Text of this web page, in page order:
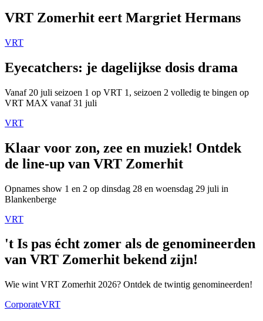
VRT Zomerhit eert Margriet Hermans
VRT
Eyecatchers: je dagelijkse dosis drama
Vanaf 20 juli seizoen 1 op VRT 1, seizoen 2 volledig te bingen op
VRT MAX vanaf 31 juli
VRT
Klaar voor zon, zee en muziek! Ontdek
de line-up van VRT Zomerhit
Opnames show 1 en 2 op dinsdag 28 en woensdag 29 juli in
Blankenberge
VRT
't Is pas écht zomer als de genomineerden
van VRT Zomerhit bekend zijn!
Wie wint VRT Zomerhit 2026? Ontdek de twintig genomineerden!
CorporateVRT